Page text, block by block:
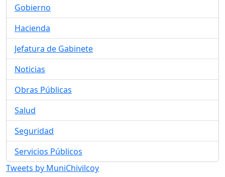
Gobierno
Hacienda
Jefatura de Gabinete
Noticias
Obras Públicas
Salud
Seguridad
Servicios Públicos
Tweets by MuniChivilcoy